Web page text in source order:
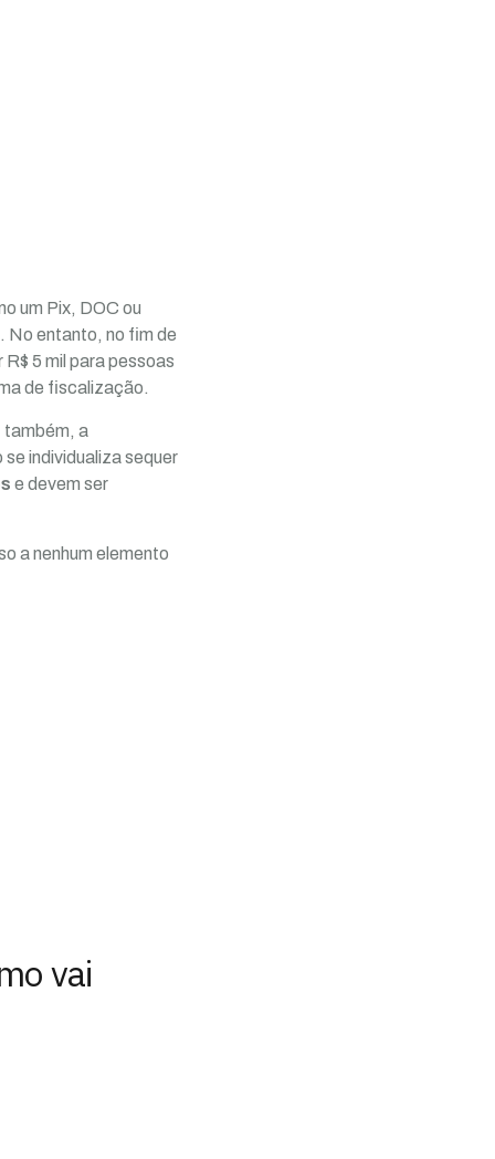
um Pix, DOC ou
. No entanto, no fim de
5 mil para pessoas
de fiscalização.
também, a
individualiza sequer
e devem ser
a nenhum elemento
vai